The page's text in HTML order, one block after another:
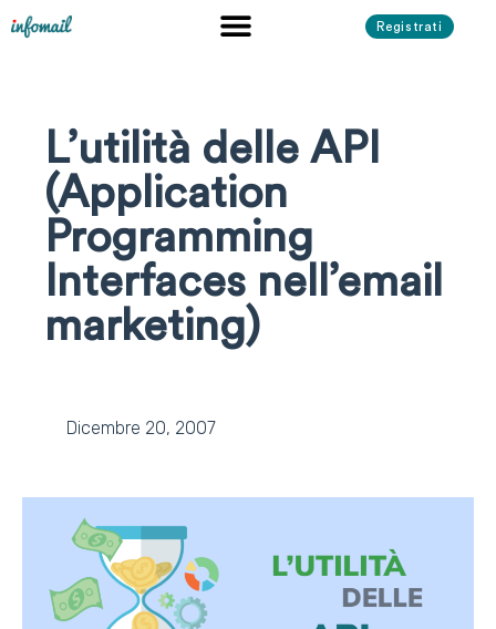
Registrati
L’utilità delle API
(Application
Programming
Interfaces nell’email
marketing)
Dicembre 20, 2007